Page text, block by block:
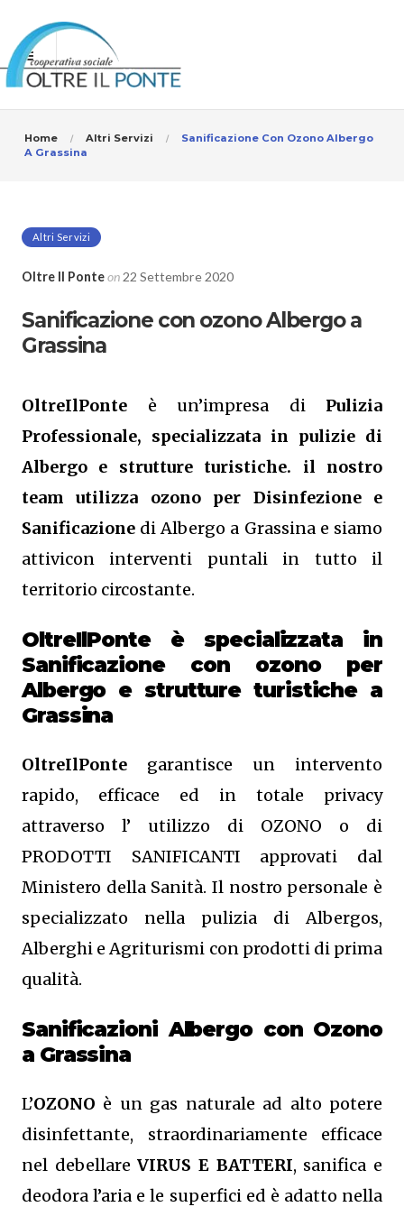
Home Altri Servizi
Sanificazione Con Ozono Albergo
A Grassina
Altri Servizi
Oltre Il Ponteon22 Settembre 2020
Sanificazione con ozono Albergo a
Grassina
OltreIlPonte è un’impresa di Pulizia
Professionale, specializzata in pulizie di
Albergo e strutture turistiche. il nostro
team utilizza ozono per Disinfezione e
Sanificazione di Albergo a Grassina e siamo
attivicon interventi puntali in tutto il
territorio circostante.
OltreIlPonte è specializzata in
Sanificazione con ozono per
Albergo e strutture turistiche a
Grassina
OltreIlPonte garantisce un intervento
rapido, efficace ed in totale privacy
attraverso l’ utilizzo di OZONO o di
PRODOTTI SANIFICANTI approvati dal
Ministero della Sanità. Il nostro personale è
specializzato nella pulizia di Albergos,
Alberghi e Agriturismi con prodotti di prima
qualità.
Sanificazioni Albergo con Ozono
a Grassina
L’OZONO è un gas naturale ad alto potere
disinfettante, straordinariamente efficace
nel debellareVIRUS E BATTERI, sanifica e
deodora l’aria e le superfici ed è adatto nella